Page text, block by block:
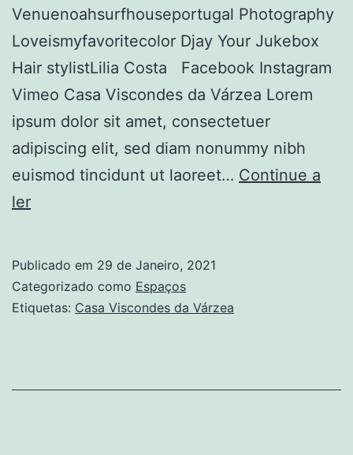
Venuenoahsurfhouseportugal Photography
Loveismyfavoritecolor Djay Your Jukebox
Hair stylistLilia Costa Facebook Instagram
Vimeo Casa Viscondes da Várzea Lorem
ipsum dolor sit amet, consectetuer
adipiscing elit, sed diam nonummy nibh
euismod tincidunt ut laoreet… Continue a
lerCasa
Várzea
Publicado em 29 de Janeiro, 2021
Categorizado como Espaços
Etiquetas: Casa Viscondes da Várzea